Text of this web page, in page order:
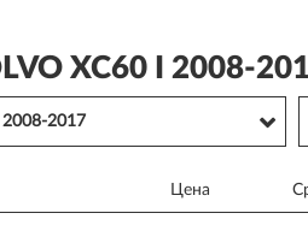
XC60 I 2008-
I 2008-2017
Цена